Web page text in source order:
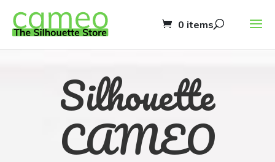
0 items
Silhouette
CAMEO